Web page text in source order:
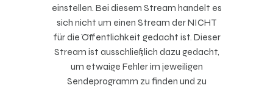
einstellen. Bei diesem Stream handelt es
sich nicht um einen Stream der NICHT
für die Öffentlichkeit gedacht ist. Dieser
Stream ist ausschließlich dazu gedacht,
um etwaige Fehler im jeweiligen
Sendeprogramm zu finden und zu